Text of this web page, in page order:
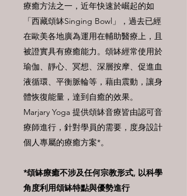
療癒方法之一，近年快速於崛起的如
「西藏頌缽Singing Bowl」，過去已經
在歐美各地廣為運用在輔助醫療上，且
被證實具有療癒能力。頌缽經常使用於
瑜伽、靜心、冥想、深層按摩、促進血
液循環、平衡脈輪等，藉由震動，讓身
體恢復能量，達到自癒的效果。
Marjary Yoga 提供頌缽音療皆由認可音
療師進行，針對學員的需要，度身設計
個人專屬的療癒方案*。
*頌缽療癒不涉及任何宗教形式, 以科學
角度利用頌缽特點與優勢進行